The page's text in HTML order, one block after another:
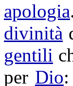
apologia
divinità
gentili
per Dio